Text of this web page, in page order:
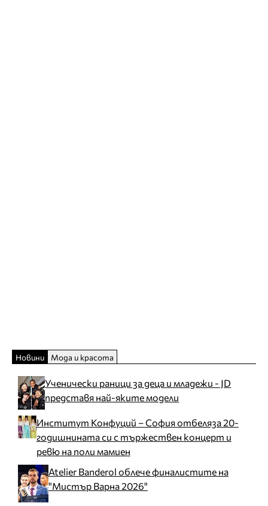
Новини Мода и красота
Ученически раници за деца и младежи - JD
представя най-яките модели
Институт Конфуций – София отбеляза 20-
годишнината си с тържествен концерт и
ревю на поли мамиен
Atelier Banderol облече финалистите на
"Мистър Варна 2026"